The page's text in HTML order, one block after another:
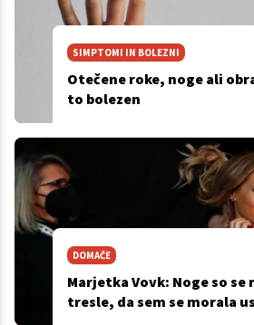
SIMPTOMI IN BOLEZNI
Otečene roke, noge ali
to bolezen
DOMAČE
Marjetka Vovk: Noge so se
tresle, da sem se morala